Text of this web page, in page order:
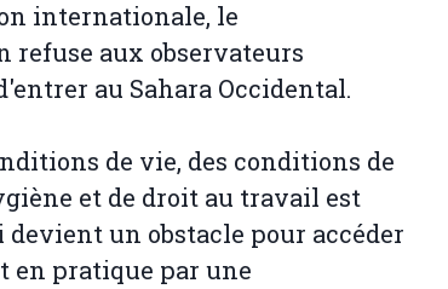
internationale, le
refuse aux observateurs
au Sahara Occidental.
de vie, des conditions de
et de droit au travail est
devient un obstacle pour accéder
en pratique par une